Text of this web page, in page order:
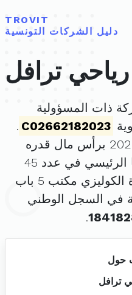
TROVIT
دليل الشركات التونسية
ترافل
ذات المسؤولية
C02662182023
.
، ويقع مقرها الرئيسي في عدد 45
شارع الحبيب بورقيبة عمارة الكوليزي مكتب 5 باب
في السجل الوطني
.
حول
ترافل